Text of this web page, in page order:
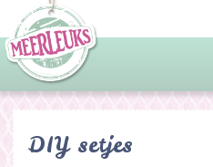
DIY setjes